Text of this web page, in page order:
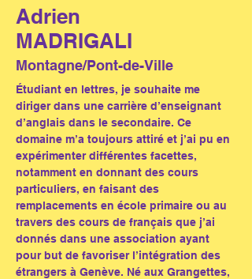
Adrien
MADRIGALI
Montagne/Pont-de-Ville
Étudiant en lettres, je souhaite me
diriger dans une carrière d’enseignant
d’anglais dans le secondaire. Ce
domaine m’a toujours attiré et j’ai pu en
expérimenter différentes facettes,
notamment en donnant des cours
particuliers, en faisant des
remplacements en école primaire ou au
travers des cours de français que j’ai
donnés dans une association ayant
pour but de favoriser l’intégration des
étrangers à Genève. Né aux Grangettes,